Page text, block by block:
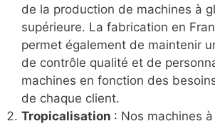
de la production de machines à
supérieure. La fabrication en
permet également de maintenir
de contrôle qualité et de
machines en fonction des
de chaque client.
Tropicalisation : Nos machines